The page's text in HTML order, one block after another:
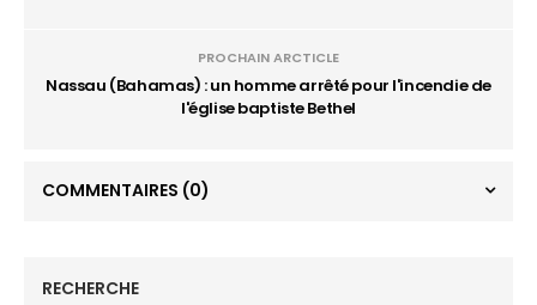
PROCHAIN ARCTICLE
Nassau (Bahamas) : un homme arrêté pour l'incendie de
l'église baptiste Bethel
COMMENTAIRES (0)
RECHERCHE